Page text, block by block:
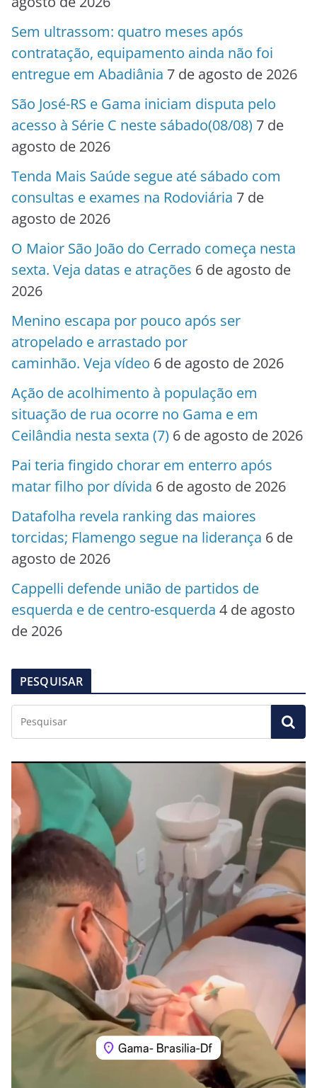
Sem ultrassom: quatro meses após
contratação, equipamento ainda não foi
entregue em Abadiânia 7 de agosto de 2026
São José-RS e Gama iniciam disputa pelo
acesso à Série C neste sábado(08/08) 7 de
agosto de 2026
Tenda Mais Saúde segue até sábado com
consultas e exames na Rodoviária 7 de
agosto de 2026
O Maior São João do Cerrado começa nesta
sexta. Veja datas e atrações 6 de agosto de
2026
Menino escapa por pouco após ser
atropelado e arrastado por
caminhão. Veja vídeo 6 de agosto de 2026
Ação de acolhimento à população em
situação de rua ocorre no Gama e em
Ceilândia nesta sexta (7) 6 de agosto de 2026
Pai teria fingido chorar em enterro após
matar filho por dívida 6 de agosto de 2026
Datafolha revela ranking das maiores
torcidas; Flamengo segue na liderança 6 de
agosto de 2026
Cappelli defende união de partidos de
esquerda e de centro-esquerda 4 de agosto
de 2026
PESQUISAR